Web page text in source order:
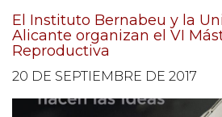
El Instituto Bernabeu y la
Alicante organizan el VI
Reproductiva
20 DE SEPTIEMBRE DE 2017